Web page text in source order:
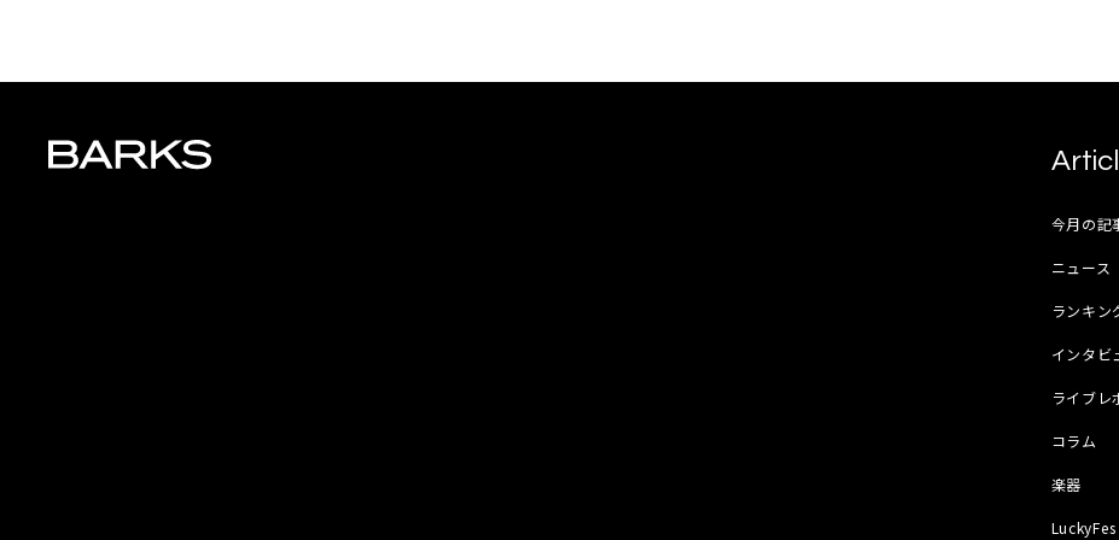
今月の記
ニュース
ランキン
インタビ
ライブレ
コラム
楽器
LuckyFes